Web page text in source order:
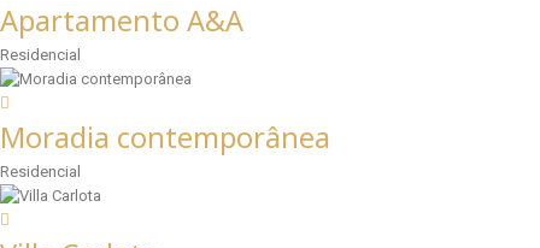
Apartamento A&A
Residencial
Moradia contemporânea
Residencial